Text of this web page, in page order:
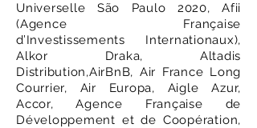
Universelle São Paulo 2020, Afii
(Agence Française
d’Investissements Internationaux),
Alkor Draka, Altadis
Distribution,AirBnB, Air France Long
Courrier, Air Europa, Aigle Azur,
Accor, Agence Française de
Développement et de Coopération,